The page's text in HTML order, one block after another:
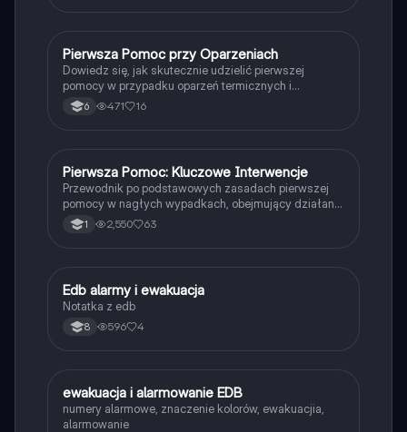
Edukacja dla bezpieczeństwa
Pierwsza Pomoc przy Oparzeniach
Dowiedz się, jak skutecznie udzielić pierwszej
pomocy w przypadku oparzeń termicznych i
chemicznych. Zawiera kluczowe informacje o
przyczynach oparzeń, metodach chłodzenia oraz
6 471 16
Edukacja dla bezpieczeństwa
Pierwsza Pomoc: Kluczowe Interwencje
Przewodnik po podstawowych zasadach pierwszej
pomocy w nagłych wypadkach, obejmujący działania
w przypadku oparzeń, urazów, udarów, cukrzycy i
innych stanów zagrożenia zdrowia. Dowiedz się, jak
1 2,550 63
Edukacja dla bezpieczeństwa
Edb alarmy i ewakuacja
Notatka z edb
8 596 4
Edukacja dla bezpieczeństwa
ewakuacja i alarmowanie EDB
numery alarmowe, znaczenie kolorów, ewakuacjia,
alarmowanie